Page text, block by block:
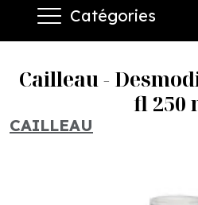
Catégories
Cailleau -
fl 250
CAILLEAU